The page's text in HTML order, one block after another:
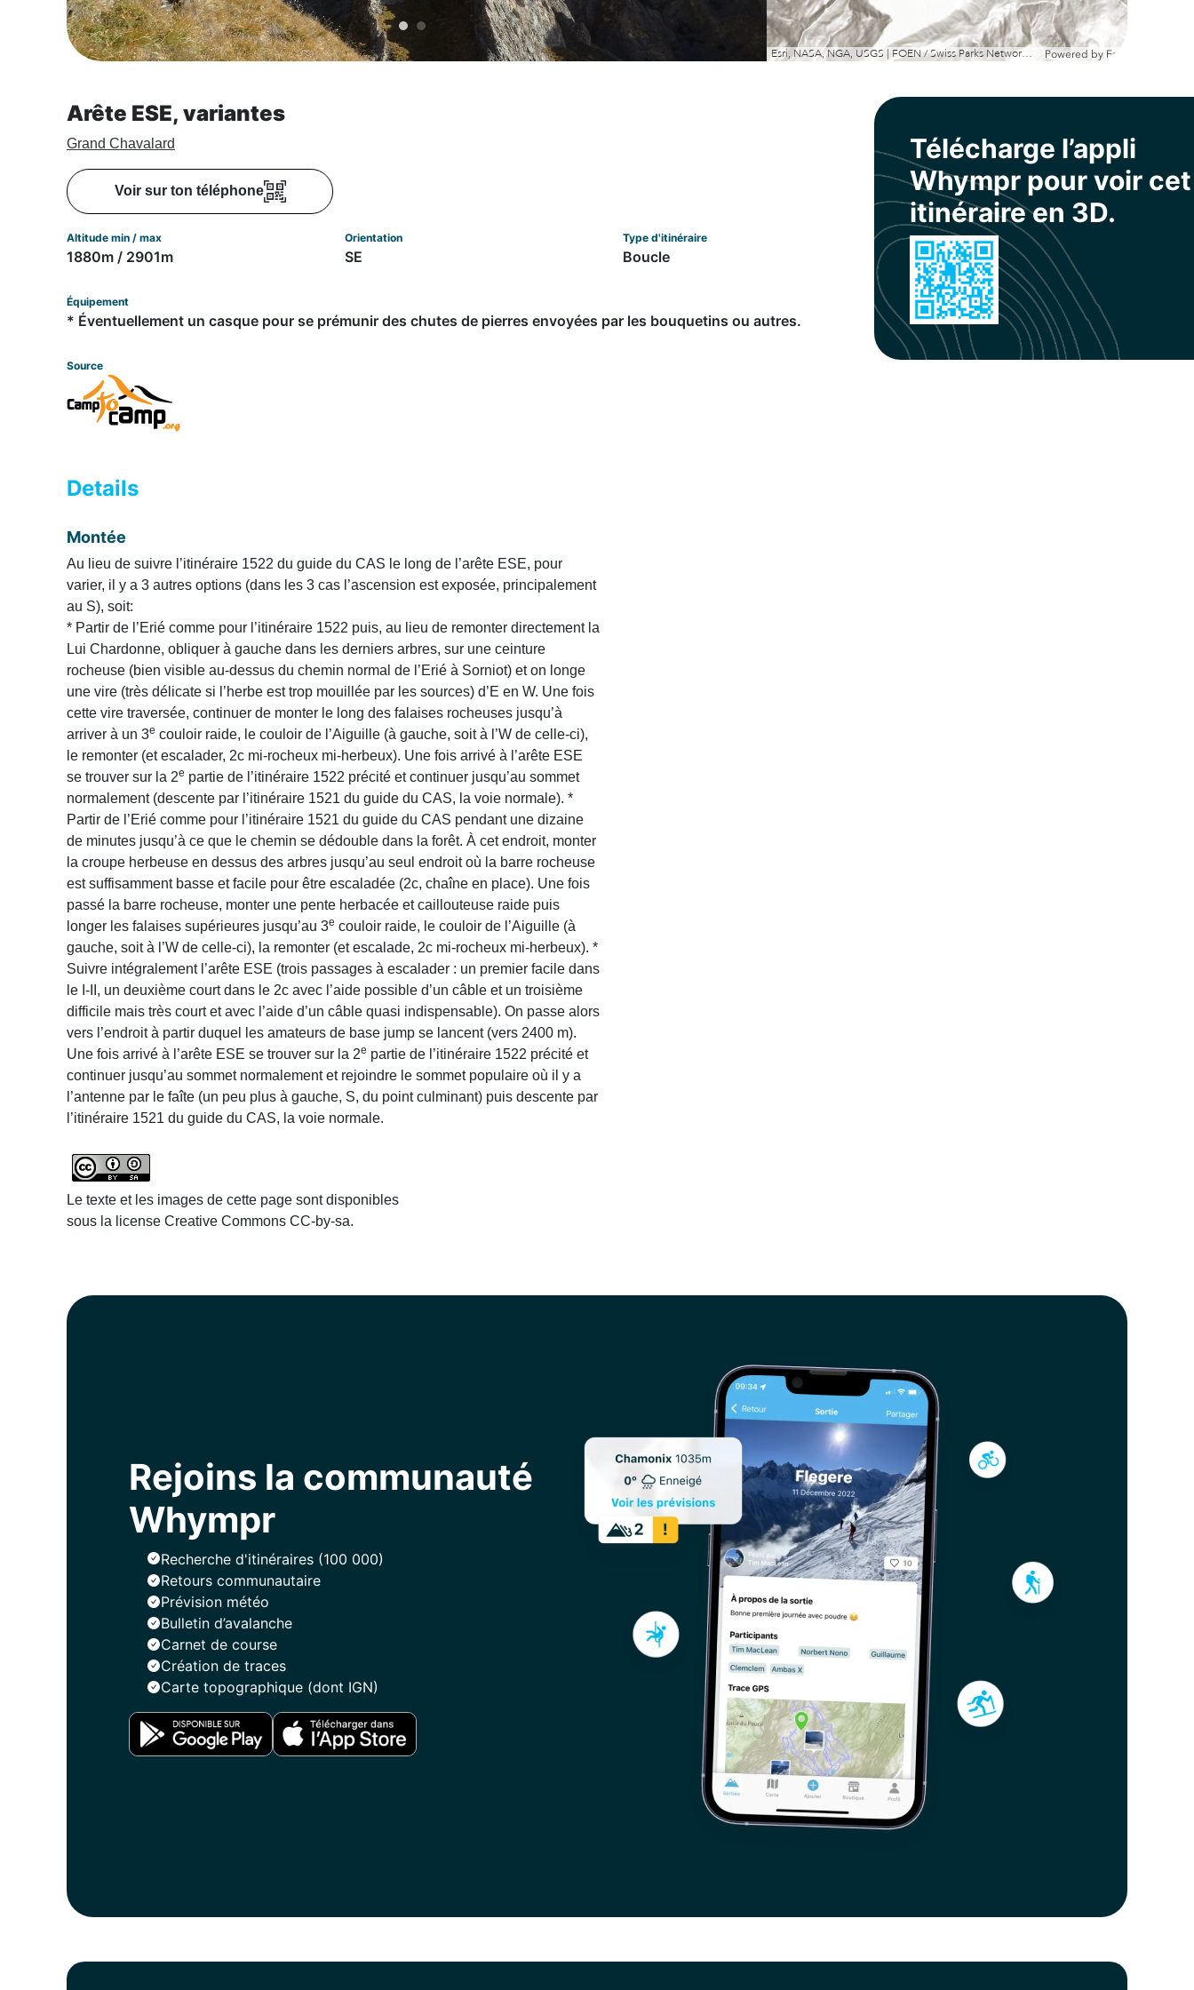
Esri, NASA, NGA, USGS | FOEN / Swiss Parks Network, swisstopo, Esri, TomTom, Garmin, METI/NASA, USGS Powered by Esri
Arête ESE, variantes
Grand Chavalard
Voir sur ton téléphone
Altitude min / max
1880m / 2901m
Orientation
SE
Type d'itinéraire
Boucle
Équipement
* Éventuellement un casque pour se prémunir des chutes de pierres envoyées par les bouquetins ou autres.
Source
Details
Montée
Au lieu de suivre l’itinéraire 1522 du guide du CAS le long de l’arête ESE, pour
varier, il y a 3 autres options (dans les 3 cas l’ascension est exposée, principalement
au S), soit:
* Partir de l’Erié comme pour l’itinéraire 1522 puis, au lieu de remonter directement la
Lui Chardonne, obliquer à gauche dans les derniers arbres, sur une ceinture
rocheuse (bien visible au-dessus du chemin normal de l’Erié à Sorniot) et on longe
une vire (très délicate si l’herbe est trop mouillée par les sources) d’E en W. Une fois
cette vire traversée, continuer de monter le long des falaises rocheuses jusqu’à
arriver à un 3e couloir raide, le couloir de l’Aiguille (à gauche, soit à l’W de celle-ci),
le remonter (et escalader, 2c mi-rocheux mi-herbeux). Une fois arrivé à l’arête ESE
se trouver sur la 2e partie de l’itinéraire 1522 précité et continuer jusqu’au sommet
normalement (descente par l’itinéraire 1521 du guide du CAS, la voie normale). *
Partir de l’Erié comme pour l’itinéraire 1521 du guide du CAS pendant une dizaine
de minutes jusqu’à ce que le chemin se dédouble dans la forêt. À cet endroit, monter
la croupe herbeuse en dessus des arbres jusqu’au seul endroit où la barre rocheuse
est suffisamment basse et facile pour être escaladée (2c, chaîne en place). Une fois
passé la barre rocheuse, monter une pente herbacée et caillouteuse raide puis
longer les falaises supérieures jusqu’au 3e couloir raide, le couloir de l’Aiguille (à
gauche, soit à l’W de celle-ci), la remonter (et escalade, 2c mi-rocheux mi-herbeux). *
Suivre intégralement l’arête ESE (trois passages à escalader : un premier facile dans
le I-II, un deuxième court dans le 2c avec l’aide possible d’un câble et un troisième
difficile mais très court et avec l’aide d’un câble quasi indispensable). On passe alors
vers l’endroit à partir duquel les amateurs de base jump se lancent (vers 2400 m).
Une fois arrivé à l’arête ESE se trouver sur la 2e partie de l’itinéraire 1522 précité et
continuer jusqu’au sommet normalement et rejoindre le sommet populaire où il y a
l’antenne par le faîte (un peu plus à gauche, S, du point culminant) puis descente par
l’itinéraire 1521 du guide du CAS, la voie normale.
Le texte et les images de cette page sont disponibles
sous la license Creative Commons CC-by-sa.
Télécharge l’appli
Whympr pour voir cet
itinéraire en 3D.
Rejoins la communauté
Whympr
Recherche d'itinéraires (100 000)
Retours communautaire
Prévision météo
Bulletin d’avalanche
Carnet de course
Création de traces
Carte topographique (dont IGN)